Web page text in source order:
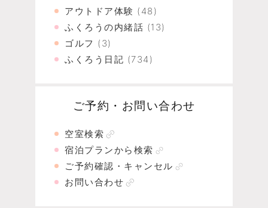
アウトドア体験 (48)
ふくろうの内緒話 (13)
ゴルフ (3)
ふくろう日記 (734)
ご予約・お問い合わせ
空室検索
宿泊プランから検索
ご予約確認・キャンセル
お問い合わせ